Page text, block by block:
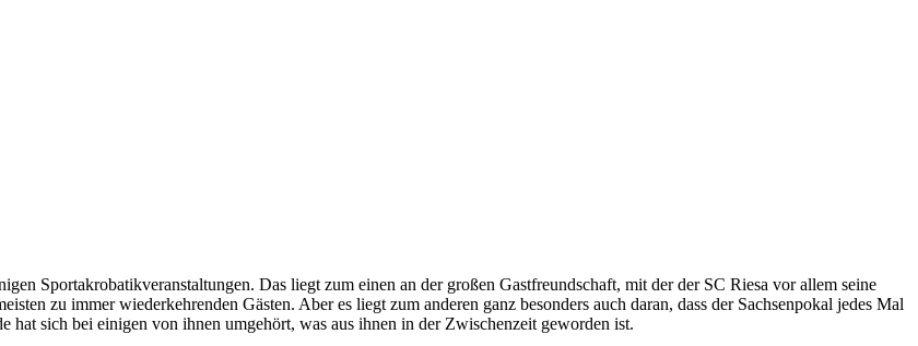
Sportakrobatikveranstaltungen. Das liegt zum einen an der großen Gastfreundschaft, mit der der SC Riesa vor allem seine
zu immer wiederkehrenden Gästen. Aber es liegt zum anderen ganz besonders auch daran, dass der Sachsenpokal jedes Mal
sich bei einigen von ihnen umgehört, was aus ihnen in der Zwischenzeit geworden ist.